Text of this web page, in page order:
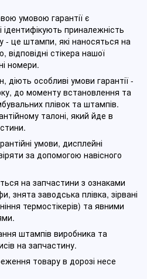
умовою гарантії є
приналежність
- це штампи, які наносяться на
стікера нашої
номери.
особливі умови гарантії -
до моменту встановлення та
плівок та штампів.
талоні, який йде в
умови, дисплейні
за допомогою навісного
на запчастини з ознаками
знята заводська плівка, зірвані
термостікерів) та явними
штампів виробника та
на запчастину.
товару в дорозі несе